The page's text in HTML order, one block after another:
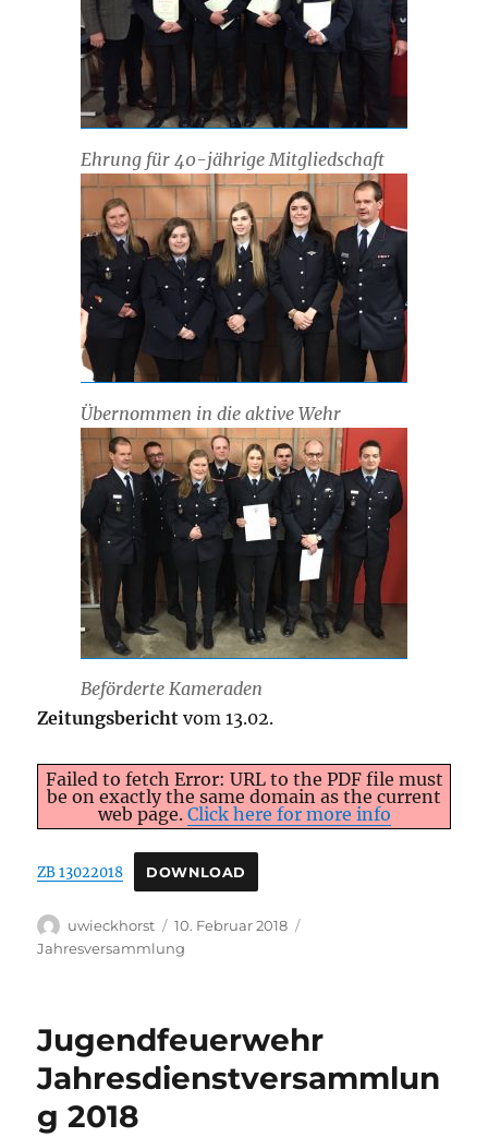
Ehrung für 40-jährige Mitgliedschaft
Übernommen in die aktive Wehr
Beförderte Kameraden
Zeitungsbericht vom 13.02.
Failed to fetch Error: URL to the PDF file must
be on exactly the same domain as the current
web page. Click here for more info
ZB 13022018 DOWNLOAD
Autor
uwieckhorst
Veröffentlicht
am
10. Februar 2018
Jahresversammlung
Jugendfeuerwehr
Jahresdienstversammlun
g 2018